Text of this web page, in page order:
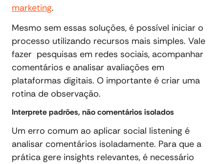
marketing.
Mesmo sem essas soluções, é possível iniciar o
processo utilizando recursos mais simples. Vale
fazer pesquisas em redes sociais, acompanhar
comentários e analisar avaliações em
plataformas digitais. O importante é criar uma
rotina de observação.
Interprete padrões, não comentários isolados
Um erro comum ao aplicar social listening é
analisar comentários isoladamente. Para que a
prática gere insights relevantes, é necessário